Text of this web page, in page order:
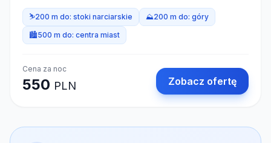
⛷️200 m do: stoki narciarskie ⛰️200 m do: góry
🏙️500 m do: centra miast
Cena za noc
550 PLN Zobacz ofertę